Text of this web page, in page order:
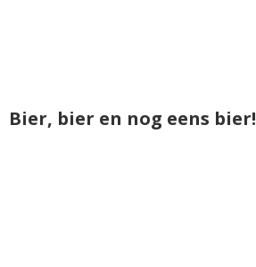
Bier, bier en nog eens bier!